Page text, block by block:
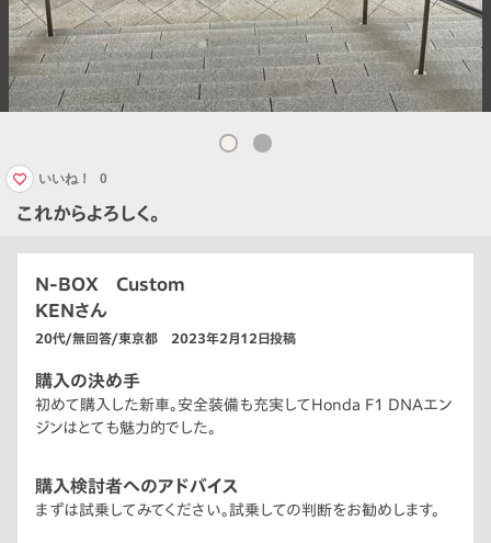
これからよろしく。
いいね！ 0
N-BOX Custom
KENさん
20代/無回答/東京都 2023年2月12日投稿
購入の決め手
初めて購入した新車。安全装備も充実してHonda F1 DNAエン
ジンはとても魅力的でした。
購入検討者へのアドバイス
まずは試乗してみてください。試乗しての判断をお勧めします。